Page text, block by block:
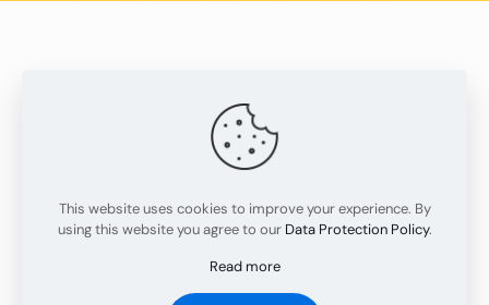
This website uses cookies to improve your experience. By
using this website you agree to our Data Protection Policy.
Read more